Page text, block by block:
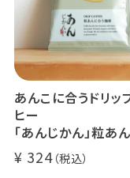
あんこに合うドリッ
ヒー
「あんじかん」粒あん
珈琲 1杯分
324